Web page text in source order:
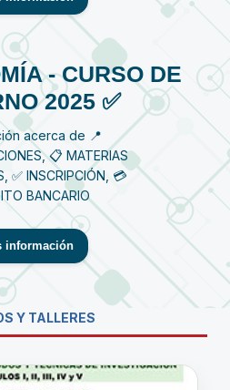
- CURSO DE
2025 ✅
acerca de 📍
📋 MATERIAS
✅ INSCRIPCIÓN, 💳
BANCARIO
información
Y TALLERES